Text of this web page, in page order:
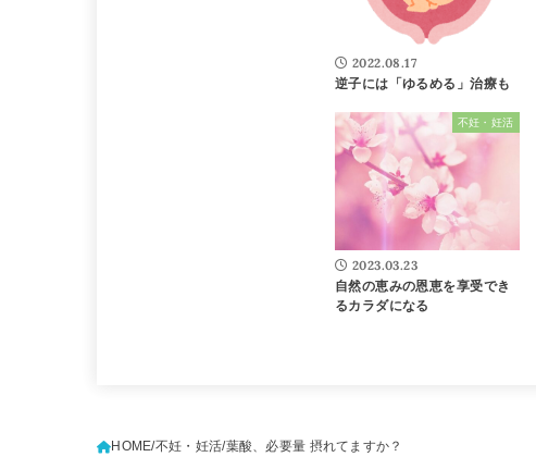
2022.08.17
逆子には「ゆるめる」治療も
不妊・妊活
2023.03.23
自然の恵みの恩恵を享受でき
るカラダになる
HOME 不妊・妊活 葉酸、必要量 摂れてますか？